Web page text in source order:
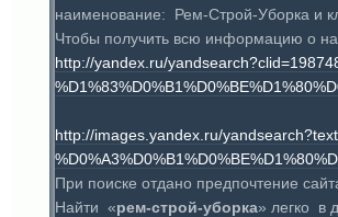
наименование: Рем-Строй-Уборка и
Чтобы получить всю информацию о
http://yandex.ru/
http://images.yandex.ru/
При поиске отдано предпочтение
Найти «рем-строй-уборка» легко в